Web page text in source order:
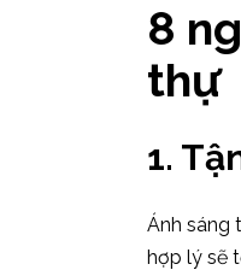
8
thự
1.
Ánh sáng
hợp lý sẽ